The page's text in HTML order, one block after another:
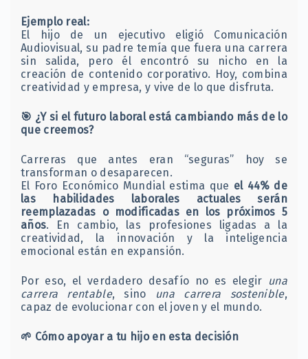
Ejemplo real:
El hijo de un ejecutivo eligió Comunicación
Audiovisual, su padre temía que fuera una carrera
sin salida, pero él encontró su nicho en la
creación de contenido corporativo. Hoy, combina
creatividad y empresa, y vive de lo que disfruta.
🎯 ¿Y si el futuro laboral está cambiando más de lo
que creemos?
Carreras que antes eran “seguras” hoy se
transforman o desaparecen.
El Foro Económico Mundial estima que el 44% de
las habilidades laborales actuales serán
reemplazadas o modificadas en los próximos 5
años. En cambio, las profesiones ligadas a la
creatividad, la innovación y la inteligencia
emocional están en expansión.
Por eso, el verdadero desafío no es elegir una
carrera rentable, sino una carrera sostenible,
capaz de evolucionar con el joven y el mundo.
🌱 Cómo apoyar a tu hijo en esta decisión